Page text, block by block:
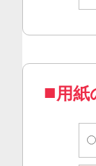
用紙